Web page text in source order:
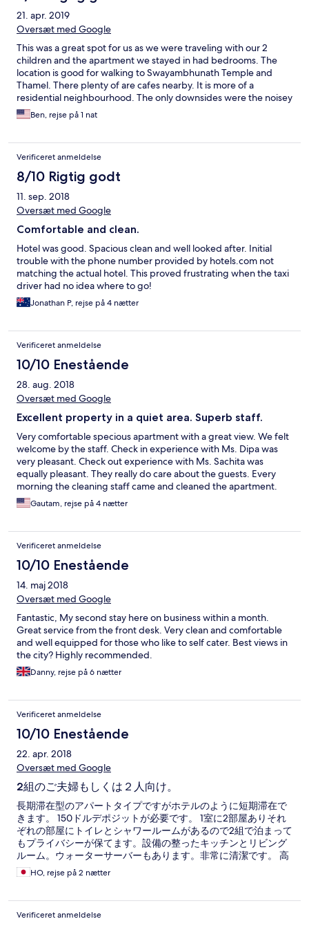
21. apr. 2019
Oversæt med Google
This was a great spot for us as we were traveling with our 2
children and the apartment we stayed in had bedrooms. The
location is good for walking to Swayambhunath Temple and
Thamel. There plenty of are cafes nearby. It is more of a
residential neighbourhood. The only downsides were the noisey
neighbourhood dogs and roosters and the elevator was broken
at the time of our stay.
Ben, rejse på 1 nat
Verificeret anmeldelse
8/10 Rigtig godt
11. sep. 2018
Oversæt med Google
Comfortable and clean.
Hotel was good. Spacious clean and well looked after. Initial
trouble with the phone number provided by hotels.com not
matching the actual hotel. This proved frustrating when the taxi
driver had no idea where to go!
Jonathan P, rejse på 4 nætter
Verificeret anmeldelse
10/10 Enestående
28. aug. 2018
Oversæt med Google
Excellent property in a quiet area. Superb staff.
Very comfortable specious apartment with a great view. We felt
welcome by the staff. Check in experience with Ms. Dipa was
very pleasant. Check out experience with Ms. Sachita was
equally pleasant. They really do care about the guests. Every
morning the cleaning staff came and cleaned the apartment.
The apartment has all the modern appliances that one may
need. We liked the layout of the kitchen and the arrangement of
were very helpful and respectful. We had problem with one of
the air conditioning units but it was taken care of right away. If
we were to go back to Kathmandu, we would stay here.
Gautam, rejse på 4 nætter
Verificeret anmeldelse
10/10 Enestående
14. maj 2018
Oversæt med Google
Fantastic, My second stay here on business within a month.
Great service from the front desk. Very clean and comfortable
and well equipped for those who like to self cater. Best views in
the city? Highly recommended.
Danny, rejse på 6 nætter
Verificeret anmeldelse
10/10 Enestående
22. apr. 2018
Oversæt med Google
2組のご夫婦もしくは２人向け。
長期滞在型のアパートタイプですがホテルのように短期滞在で
きます。 150ドルデポジットが必要です。 1室に2部屋ありそれ
ぞれの部屋にトイレとシャワールームがあるので2組で泊まって
もプライバシーが保てます。設備の整ったキッチンとリビング
ルーム。ウォーターサーバーもあります。非常に清潔です。 高
台に建っているので見晴らしも良く、カトマンズの街並みを一
望でき世界遺産のモンキーテンプルを見ることができます。 ホ
回航空機の遅延でチェックインが真夜中になってしまいまし
た。24時間フロント対応と書いてありますが真夜中になると電
HO, rejse på 2 nætter
Verificeret anmeldelse